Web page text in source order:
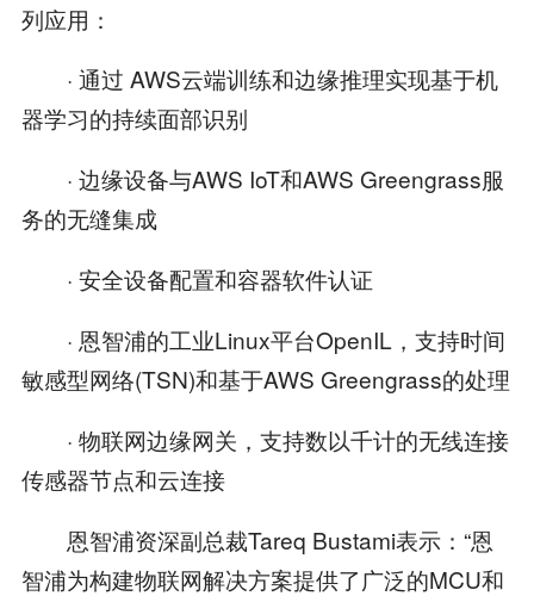
列应用：
· 通过 AWS云端训练和边缘推理实现基于机
器学习的持续面部识别
· 边缘设备与AWS IoT和AWS Greengrass服
务的无缝集成
· 安全设备配置和容器软件认证
· 恩智浦的工业Linux平台OpenIL，支持时间
敏感型网络(TSN)和基于AWS Greengrass的处理
· 物联网边缘网关，支持数以千计的无线连接
传感器节点和云连接
恩智浦资深副总裁Tareq Bustami表示：“恩
智浦为构建物联网解决方案提供了广泛的MCU和